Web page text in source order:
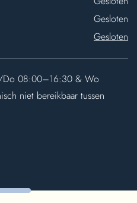
Gesloten
Gesloten
Do 08:00–16:30 & Wo
niet bereikbaar tussen